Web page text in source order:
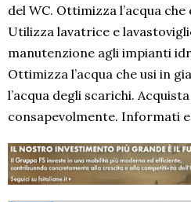
del WC. Ottimizza l’acqua
Utilizza lavatrice e
manutenzione agli impianti
Ottimizza l’acqua che usi in
l’acqua degli scarichi.
consapevolmente. Informati